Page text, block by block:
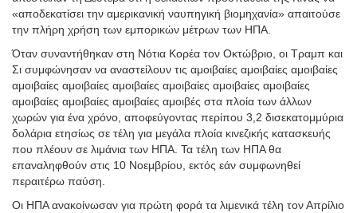
«αποδεκατίσει την αμερικανική ναυπηγική βιομηχανία» απαιτούσε
την πλήρη χρήση των εμπορικών μέτρων των ΗΠΑ.
Όταν συναντήθηκαν στη Νότια Κορέα τον Οκτώβριο, οι Τραμπ και
Σι συμφώνησαν να αναστείλουν τις αμοιβαίες αμοιβαίες αμοιβαίες
αμοιβαίες αμοιβαίες αμοιβαίες αμοιβαίες αμοιβαίες αμοιβαίες
αμοιβαίες αμοιβαίες αμοιβαίες αμοιβές στα πλοία των άλλων
χωρών για ένα χρόνο, αποφεύγοντας περίπου 3,2 δισεκατομμύρια
δολάρια ετησίως σε τέλη για μεγάλα πλοία κινεζικής κατασκευής
που πλέουν σε λιμάνια των ΗΠΑ. Τα τέλη των ΗΠΑ θα
επαναληφθούν στις 10 Νοεμβρίου, εκτός εάν συμφωνηθεί
περαιτέρω παύση.
Οι ΗΠΑ ανακοίνωσαν για πρώτη φορά τα λιμενικά τέλη τον Απρίλιο